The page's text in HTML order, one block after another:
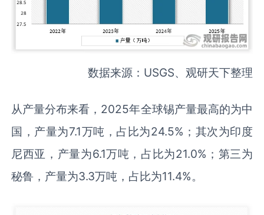
数据来源：USGS、观研天下整理
从产量分布来看，2025年全球锡产量最高的为中
国，产量为7.1万吨，占比为24.5%；其次为印度
尼西亚，产量为6.1万吨，占比为21.0%；第三为
秘鲁，产量为3.3万吨，占比为11.4%。